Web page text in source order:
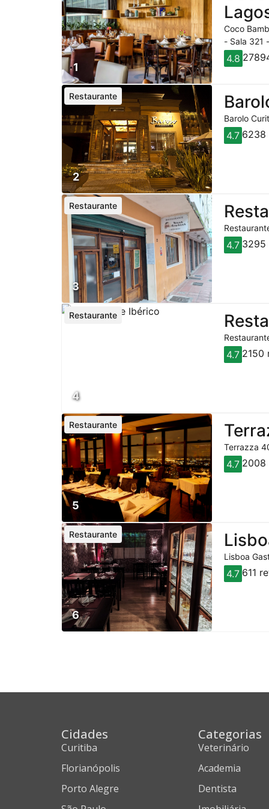
1
Coco
- Sala 321
4.8
2
Restaurante
Barolo
4.7 6238
3
Restaurante
4.7 3295
4
Restaurante
4.7 2150
5
Restaurante
Terrazza
4.7 2008
6
Restaurante
Lisboa
4.7 611
Cidades
Curitiba
Florianópolis
Porto Alegre
Categorias
Veterinário
Academia
Dentista